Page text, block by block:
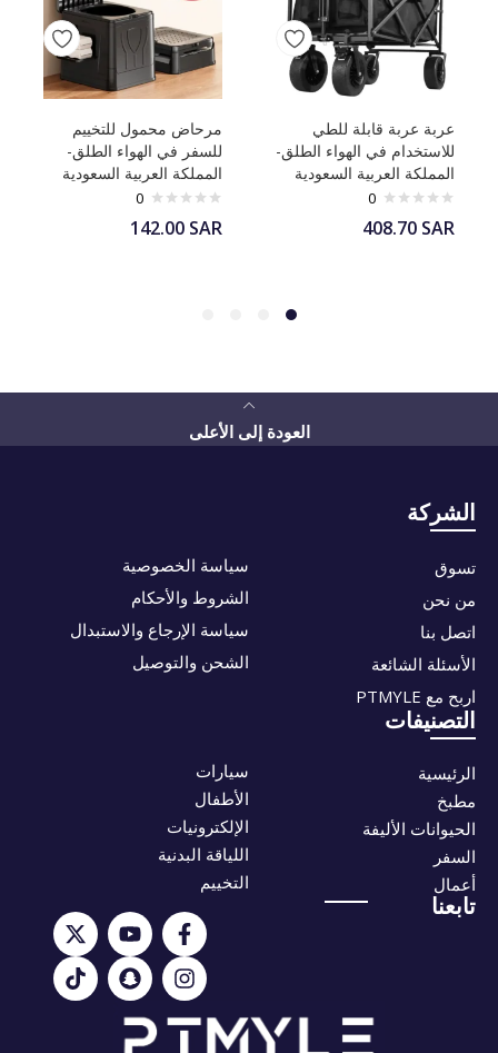
عربة عربة قابلة للطي
للاستخدام في الهواء الطلق-
المملكة العربية السعودية
0
408.70 SAR
مرحاض محمول للتخييم
للسفر في الهواء الطلق-
المملكة العربية السعودية
0
142.00 SAR
العودة إلى الأعلى
الشركة
تسوق
من نحن
اتصل بنا
الأسئلة الشائعة
اربح مع PTMYLE
سياسة الخصوصية
الشروط والأحكام
سياسة الإرجاع والاستبدال
الشحن والتوصيل
التصنيفات
الرئيسية
مطبخ
الحيوانات الأليفة
السفر
أعمال
سيارات
الأطفال
الإلكترونيات
اللياقة البدنية
التخييم
تابعنا